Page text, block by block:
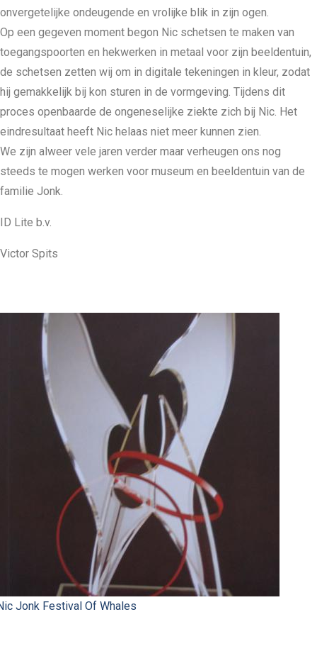
onvergetelijke ondeugende en vrolijke blik in zijn ogen.
Op een gegeven moment begon Nic schetsen te maken van
toegangspoorten en hekwerken in metaal voor zijn beeldentuin,
de schetsen zetten wij om in digitale tekeningen in kleur, zodat
hij gemakkelijk bij kon sturen in de vormgeving. Tijdens dit
proces openbaarde de ongeneselijke ziekte zich bij Nic. Het
eindresultaat heeft Nic helaas niet meer kunnen zien.
We zijn alweer vele jaren verder maar verheugen ons nog
steeds te mogen werken voor museum en beeldentuin van de
familie Jonk.
ID Lite b.v.
Victor Spits
Jonk Festival Of Whales